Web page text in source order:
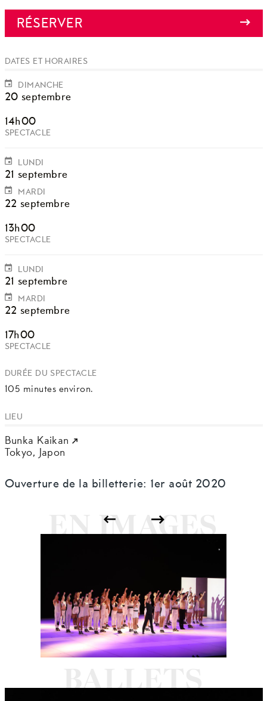
RÉSERVER
DATES ET HORAIRES
DIMANCHE
20 septembre
14h00
SPECTACLE
LUNDI
21 septembre
MARDI
22 septembre
13h00
SPECTACLE
LUNDI
21 septembre
MARDI
22 septembre
17h00
SPECTACLE
DURÉE DU SPECTACLE
105 minutes environ.
LIEU
Bunka Kaikan
Tokyo,
Japon
Ouverture de la billetterie: 1er août 2020